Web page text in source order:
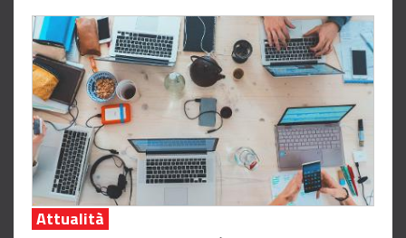
Attualità